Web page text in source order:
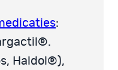
:
Haldol®),